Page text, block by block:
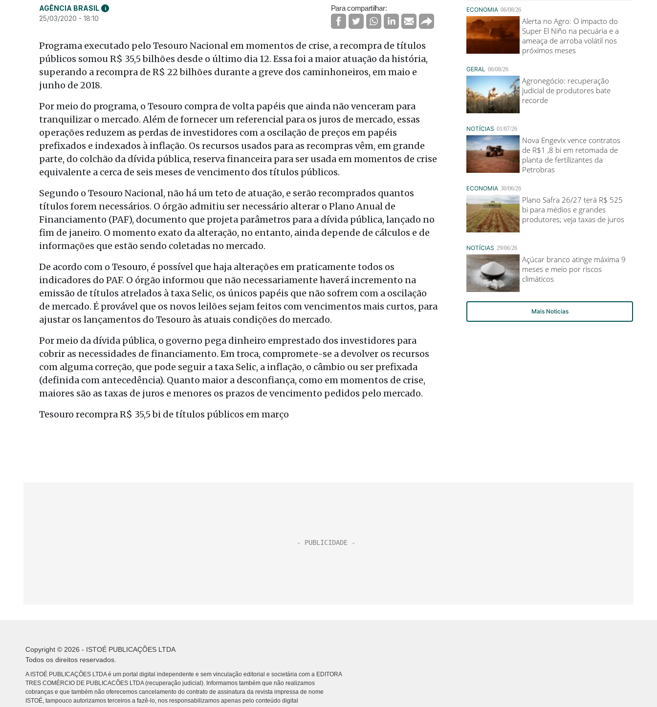
AGÊNCIA BRASIL i
25/03/2020 - 18:10
Para compartilhar:
Programa executado pelo Tesouro Nacional em momentos de crise, a recompra de títulos
públicos somou R$ 35,5 bilhões desde o último dia 12. Essa foi a maior atuação da história,
superando a recompra de R$ 22 bilhões durante a greve dos caminhoneiros, em maio e
junho de 2018.
Por meio do programa, o Tesouro compra de volta papéis que ainda não venceram para
tranquilizar o mercado. Além de fornecer um referencial para os juros de mercado, essas
operações reduzem as perdas de investidores com a oscilação de preços em papéis
prefixados e indexados à inflação. Os recursos usados para as recompras vêm, em grande
parte, do colchão da dívida pública, reserva financeira para ser usada em momentos de crise
equivalente a cerca de seis meses de vencimento dos títulos públicos.
Segundo o Tesouro Nacional, não há um teto de atuação, e serão recomprados quantos
títulos forem necessários. O órgão admitiu ser necessário alterar o Plano Anual de
Financiamento (PAF), documento que projeta parâmetros para a dívida pública, lançado no
fim de janeiro. O momento exato da alteração, no entanto, ainda depende de cálculos e de
informações que estão sendo coletadas no mercado.
De acordo com o Tesouro, é possível que haja alterações em praticamente todos os
indicadores do PAF. O órgão informou que não necessariamente haverá incremento na
emissão de títulos atrelados à taxa Selic, os únicos papéis que não sofrem com a oscilação
de mercado. É provável que os novos leilões sejam feitos com vencimentos mais curtos, para
ajustar os lançamentos do Tesouro às atuais condições do mercado.
Por meio da dívida pública, o governo pega dinheiro emprestado dos investidores para
cobrir as necessidades de financiamento. Em troca, compromete-se a devolver os recursos
com alguma correção, que pode seguir a taxa Selic, a inflação, o câmbio ou ser prefixada
(definida com antecedência). Quanto maior a desconfiança, como em momentos de crise,
maiores são as taxas de juros e menores os prazos de vencimento pedidos pelo mercado.
Tesouro recompra R$ 35,5 bi de títulos públicos em março
Copyright © 2026 - ISTOÉ PUBLICAÇÕES LTDA
Todos os direitos reservados.
A ISTOÉ PUBLICAÇÕES LTDA é um portal digital independente e sem vinculação editorial e societária com a EDITORA
TRES COMÉRCIO DE PUBLICACÕES LTDA (recuperação judicial). Informamos também que não realizamos
cobranças e que também não oferecemos cancelamento do contrato de assinatura da revista impressa de nome
ISTOÉ, tampouco autorizamos terceiros a fazê-lo, nos responsabilizamos apenas pelo conteúdo digital